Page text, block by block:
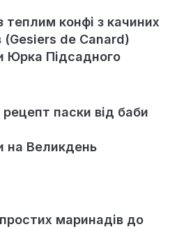
теплим конфі з качиних
(Gesiers de Canard)
Юрка Підсадного
паски від баби
на Великдень
маринадів до